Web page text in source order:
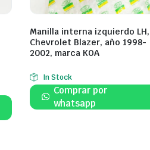
Manilla interna izquierdo LH,
Chevrolet Blazer, año 1998-
2002, marca KOA
In Stock
Comprar por
whatsapp